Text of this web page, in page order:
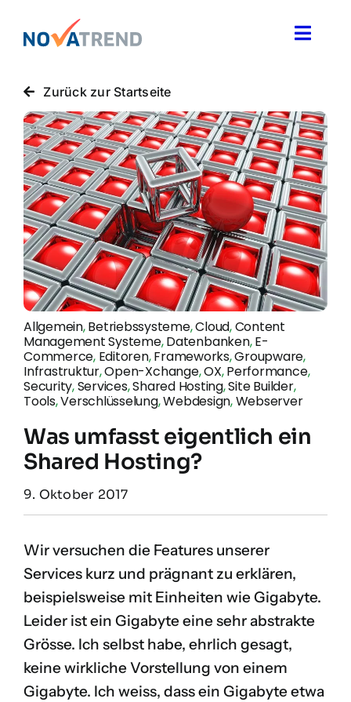
Inhalt
springen
Toggle
Blog
Novatrend News
Themen & Ideen
Über uns
Zurück zur Startseite
Allgemein,Betriebssysteme,Cloud,Content
Management Systeme,Datenbanken,E-
Commerce, Editoren,Frameworks,Groupware,
Infrastruktur,Open-Xchange,OX,Performance,
Security,Services,Shared Hosting,Site Builder,
Tools,Verschlüsselung,Webdesign,Webserver
Was umfasst eigentlich ein
Shared Hosting?
9. Oktober 2017
Wir versuchen die Features unserer
Services kurz und prägnant zu erklären,
beispielsweise mit Einheiten wie Gigabyte.
Leider ist ein Gigabyte eine sehr abstrakte
Grösse. Ich selbst habe, ehrlich gesagt,
keine wirkliche Vorstellung von einem
Gigabyte. Ich weiss, dass ein Gigabyte etwa